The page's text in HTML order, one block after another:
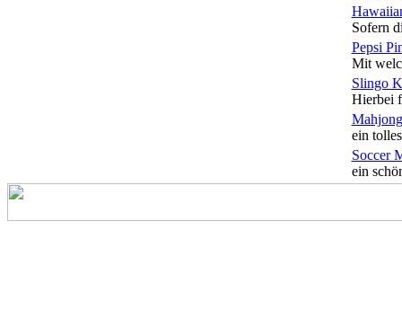
Sofern
Pepsi
Mit
Slingo
Hierbei
ein
Soccer
ein